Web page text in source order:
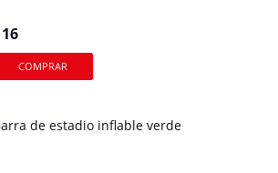
16
de estadio inflable verde